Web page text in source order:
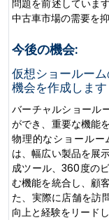
問題を前述していま
中古車市場の需要を
今後の機会:
仮想ショールー
機会を作成します
バーチャルショール
ができ、重要な機能
物理的なショール
は、幅広い製品を展
成ツール、360度の
む機能を統合し、顧
た、実際に店舗を訪
向上と経験をリードし